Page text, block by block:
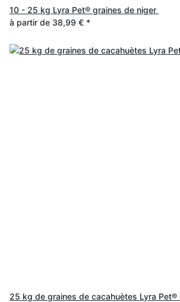
10 - 25 kg Lyra Pet® graines de niger
à partir de 38,99 € *
25 kg de graines de cacahuètes Lyra Pet®